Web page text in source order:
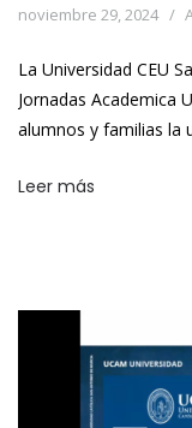
noviembre 29, 2024
La Universidad CEU
Jornadas Academica
alumnos y familias la
Leer más